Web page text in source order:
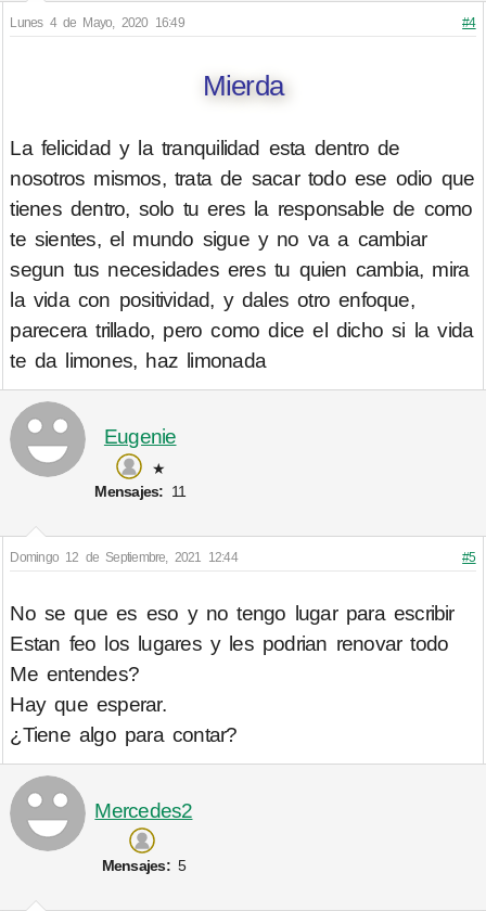
Lunes 4 de Mayo, 2020 16:49 #4
Mierda
La felicidad y la tranquilidad esta dentro de
nosotros mismos, trata de sacar todo ese odio que
tienes dentro, solo tu eres la responsable de como
te sientes, el mundo sigue y no va a cambiar
segun tus necesidades eres tu quien cambia, mira
la vida con positividad, y dales otro enfoque,
parecera trillado, pero como dice el dicho si la vida
te da limones, haz limonada
Eugenie
★
Mensajes: 11
Domingo 12 de Septiembre, 2021 12:44 #5
No se que es eso y no tengo lugar para escribir
Estan feo los lugares y les podrian renovar todo
Me entendes?
Hay que esperar.
¿Tiene algo para contar?
Mercedes2
Mensajes:5